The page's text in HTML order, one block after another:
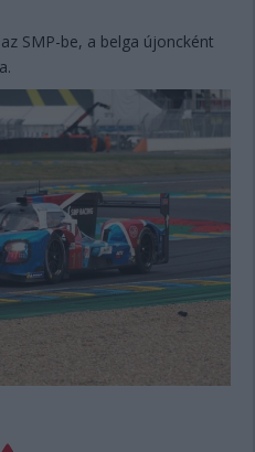
SMP-be, a belga újoncként